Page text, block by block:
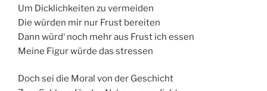
Um Dicklichkeiten zu vermeiden
Die würden mir nur Frust bereiten
Dann würd‘ noch mehr aus Frust ich essen
Meine Figur würde das stressen
Doch sei die Moral von der Geschicht